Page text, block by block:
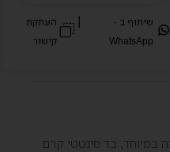
שיתוף ב -
WhatsApp
|
העתקת
קישור
במיוחד, בד סינטטי קרם